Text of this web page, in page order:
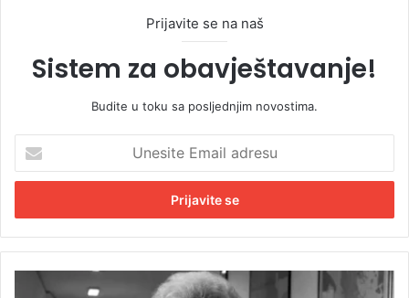
Prijavite se na naš
Sistem za obavještavanje!
Budite u toku sa posljednjim novostima.
e
i
t